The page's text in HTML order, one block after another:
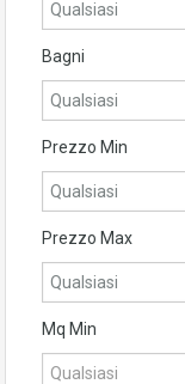
Bagni
Prezzo Min
Prezzo Max
Mq Min